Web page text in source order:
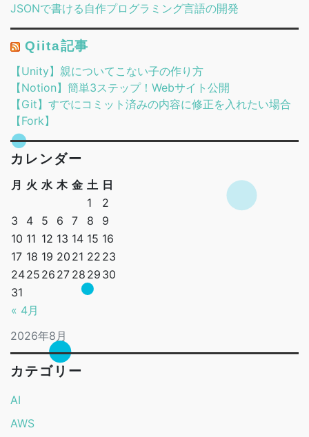
JSONで書ける自作プログラミング言語の開発
Qiita記事
【Unity】親についてこない子の作り方
【Notion】簡単3ステップ！Webサイト公開
【Git】すでにコミット済みの内容に修正を入れたい場合
【Fork】
カレンダー
2026年8月
月 火 水 木 金 土 日
« 4月
1
2
3
4 5 6 7 8
9
10 11 12 13 14 15 16
17 18 19 20 21 22 23
2425 26 27 28 29 30
31
カテゴリー
AI
AWS